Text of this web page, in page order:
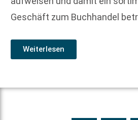
Geschäft zum Buchhandel
Weiterlesen